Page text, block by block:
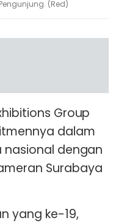
(Red)
Group
dalam
nasional dengan
Surabaya
yang ke-19,